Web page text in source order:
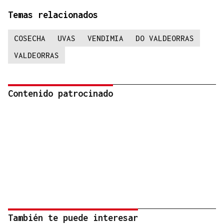
Temas relacionados
COSECHA UVAS VENDIMIA
DO VALDEORRAS
VALDEORRAS
Contenido patrocinado
También te puede interesar